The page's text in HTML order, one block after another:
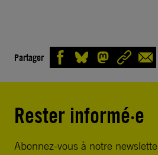
Partager
Rester informé·e
Abonnez-vous à notre